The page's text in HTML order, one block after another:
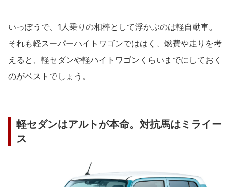
いっぽうで、1人乗りの相棒として浮かぶのは軽自動車。
それも軽スーパーハイトワゴンでははく、燃費や走りを考
えると、軽セダンや軽ハイトワゴンくらいまでにしておく
のがベストでしょう。
軽セダンはアルトが本命。対抗馬はミライー
ス